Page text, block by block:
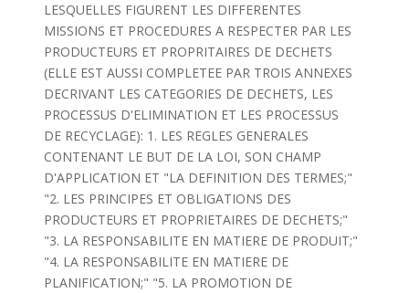
LESQUELLES FIGURENT LES DIFFERENTES
MISSIONS ET PROCEDURES A RESPECTER PAR LES
PRODUCTEURS ET PROPRITAIRES DE DECHETS
(ELLE EST AUSSI COMPLETEE PAR TROIS ANNEXES
DECRIVANT LES CATEGORIES DE DECHETS, LES
PROCESSUS D'ELIMINATION ET LES PROCESSUS
DE RECYCLAGE): 1. LES REGLES GENERALES
CONTENANT LE BUT DE LA LOI, SON CHAMP
D'APPLICATION ET "LA DEFINITION DES TERMES;"
"2. LES PRINCIPES ET OBLIGATIONS DES
PRODUCTEURS ET PROPRIETAIRES DE DECHETS;"
"3. LA RESPONSABILITE EN MATIERE DE PRODUIT;"
"4. LA RESPONSABILITE EN MATIERE DE
PLANIFICATION;" "5. LA PROMOTION DE